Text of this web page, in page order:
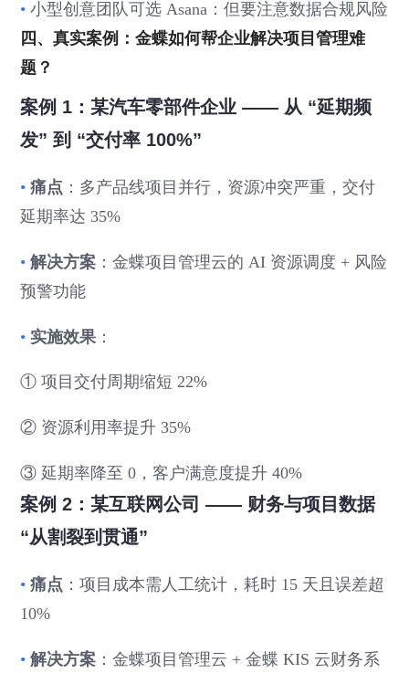
•小型创意团队可选 Asana：但要注意数据合规风险
四、真实案例：金蝶如何帮企业解决项目管理难
题？
案例 1：某汽车零部件企业 —— 从 “延期频
发” 到 “交付率 100%”
•痛点 ：多产品线项目并行，资源冲突严重，交付
延期率达 35%
•解决方案 ：金蝶项目管理云的 AI 资源调度 + 风险
预警功能
• 实施效果 ：
① 项目交付周期缩短 22%
② 资源利用率提升 35%
③ 延期率降至 0，客户满意度提升 40%
案例 2：某互联网公司 —— 财务与项目数据
“从割裂到贯通”
•痛点 ：项目成本需人工统计，耗时 15 天且误差超
10%
•解决方案 ：金蝶项目管理云 + 金蝶 KIS 云财务系